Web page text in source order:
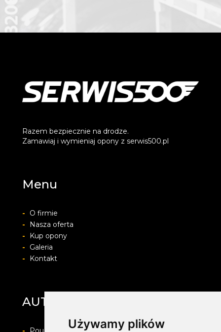
Używamy plików
Razem bezpiecznie na drodze.
Zamawiaj i wymieniaj opony z serwis500.pl
Menu
-
O firmie
-
Nasza oferta
-
Kup opony
-
Galeria
-
Kontakt
AUTO-PROTECT